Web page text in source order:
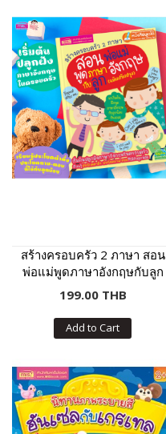
สร้างครอบครัว 2 ภาษา สอน
พ่อแม่พูดภาษาอังกฤษกับลูก
ฉบับปรับปรุง
199.00 THB
Add to Cart